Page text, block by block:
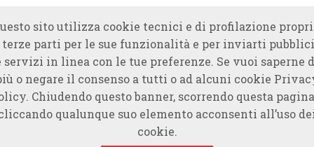
sito utilizza cookie tecnici e di profilazione propri
parti per le sue funzionalità e per inviarti
servizi in linea con le tue preferenze. Se vuoi saperne
o negare il consenso a tutti o ad alcuni cookie
Chiudendo questo banner, scorrendo questa
qualunque suo elemento acconsenti all’uso
cookie.